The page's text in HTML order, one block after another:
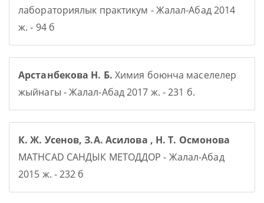
лабораториялык практикум - Жалал-Абад 2014
ж. - 94 б
Арстанбекова Н. Б. Химия боюнча маселелер
жыйнагы - Жалал-Абад 2017 ж. - 231 б.
К. Ж. Усенов, З.А. Асилова , Н. Т. Осмонова
MATHCAD САНДЫК МЕТОДДОР - Жалал-Абад
2015 ж. - 232 б